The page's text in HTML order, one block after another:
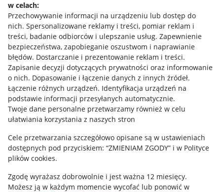
w celach:
Przechowywanie informacji na urządzeniu lub dostęp do
nich. Spersonalizowane reklamy i treści, pomiar reklam i
treści, badanie odbiorców i ulepszanie usług. Zapewnienie
bezpieczeństwa, zapobieganie oszustwom i naprawianie
błędów. Dostarczanie i prezentowanie reklam i treści.
Zapisanie decyzji dotyczących prywatności oraz informowanie
o nich. Dopasowanie i łączenie danych z innych źródeł.
Łączenie różnych urządzeń. Identyfikacja urządzeń na
podstawie informacji przesyłanych automatycznie.
Twoje dane personalne przetwarzamy również w celu
ułatwiania korzystania z naszych stron
Cele przetwarzania szczegółowo opisane są w ustawieniach
dostępnych pod przyciskiem: “ZMIENIAM ZGODY” i w Polityce
plików cookies.
Zgodę wyrażasz dobrowolnie i jest ważna 12 miesięcy.
Możesz ją w każdym momencie wycofać lub ponowić w
Allegro Gadane dla sprzedających
Allegro Gadane dla kupujących
Mapa miejscowości
Informacje prawne
Regulamin
Polityka plików "cookies"
Ustawienia plików "cookies"
Udostępnianie lokalizacji
Informacje dla Aktu o Usługach Cyfrowych
Pobierz aplikację